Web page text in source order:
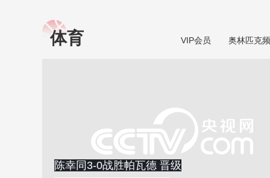
体育 VIP会员 奥林匹克
陈幸同3-0战胜帕瓦德 晋级